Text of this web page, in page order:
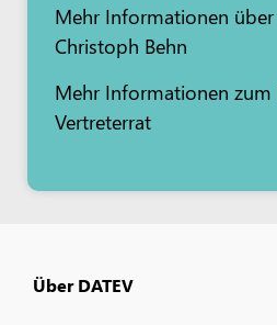
Mehr Informationen
Christoph Behn
Mehr Informationen zum
Vertreterrat
Über DATEV